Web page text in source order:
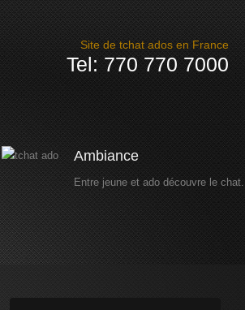
Site de tchat ados en France
Tel: 770 770 7000
Ambiance
Entre jeune et ado découvre le chat.